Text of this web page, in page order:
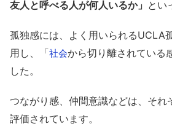
友人と呼べる人が何人いるか」 とい
孤独感には、よく用いられるUCLA
用し、「社会から切り離されている
した。
つながり感、仲間意識などは、それ
評価されています。